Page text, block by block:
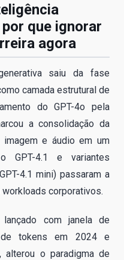
que ignorar
agora
saiu da fase
camada estrutural de
do GPT-4o pela
a consolidação da
imagem e áudio em um
GPT-4.1 e variantes
4.1 mini) passaram a
corporativos.
com janela de
tokens em 2024 e
alterou o paradigma de